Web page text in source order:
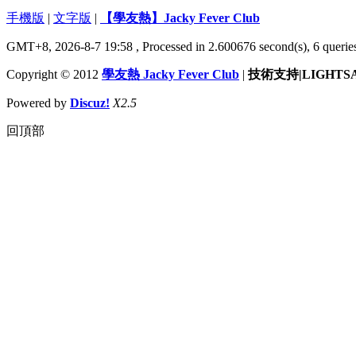
手機版 | 文字版 | 【學友熱】Jacky Fever Club
GMT+8, 2026-8-7 19:58 , Processed in 2.600676 second(s), 6
Copyright © 2012 學友熱 Jacky Fever Club | 技術支持
Powered by Discuz! X2.5
回頂部